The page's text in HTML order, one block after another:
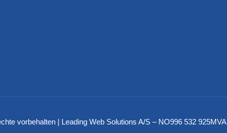
vorbehalten | Leading Web Solutions A/S – NO996 532 925MVA